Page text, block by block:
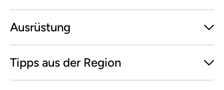
Ausrüstung
Tipps aus der Region